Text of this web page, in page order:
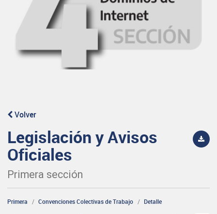
Volver
Legislación y Avisos
Oficiales
Primera sección
Primera Convenciones Colectivas de Trabajo Detalle